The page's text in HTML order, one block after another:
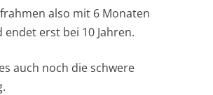
also mit 6 Monaten
erst bei 10 Jahren.
auch noch die schwere